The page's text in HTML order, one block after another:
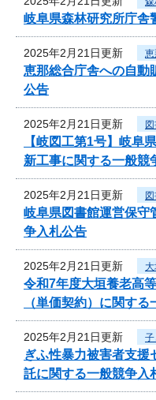
岐阜県森林研究所庁舎
2025年2月21日更新
恵那総合庁舎への自動
公告
2025年2月21日更新
【岐図工第1号】岐阜
新工事に関する一般競
2025年2月21日更新
岐阜県図書館運営保守
争入札公告
2025年2月21日更新
令和7年度大垣養老高
（単価契約）に関す
2025年2月21日更新
ぎふ性暴力被害者支援
託に関する一般競争入